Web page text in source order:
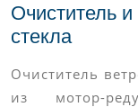
Очиститель
стекла
Очиститель
из мотор-